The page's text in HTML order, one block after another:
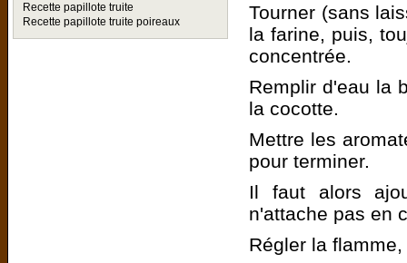
Recette papillote truite
Recette papillote truite poireaux
Tourner (sans
la farine, puis,
concentrée.
Remplir d'eau la
la cocotte.
Mettre les
pour terminer.
Il faut alors
n'attache pas en
Régler la